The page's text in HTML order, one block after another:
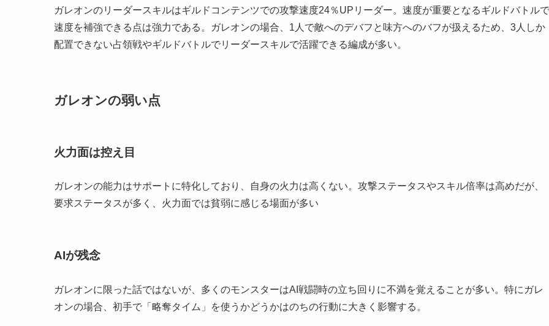
ガレオンのリーダースキルはギルドコンテンツでの攻撃速度24％UPリーダー。速度が重要となるギルドバトルで
速度を補強できる点は強力である。ガレオンの場合、1人で敵へのデバフと味方へのバフが扱えるため、3人しか
配置できない占領戦やギルドバトルでリーダースキルで活躍できる編成が多い。
ガレオンの弱い点
火力面は控え目
ガレオンの能力はサポートに特化しており、自身の火力は高くない。攻撃ステータスやスキル倍率は高めだが、
要求ステータスが多く、火力面では貧弱に感じる場面が多い
AIが残念
ガレオンに限った話ではないが、多くのモンスターはAI戦闘時の立ち回りに不満を覚えることが多い。特にガレ
オンの場合、初手で「略奪タイム」を使うかどうかはのちの行動に大きく影響する。